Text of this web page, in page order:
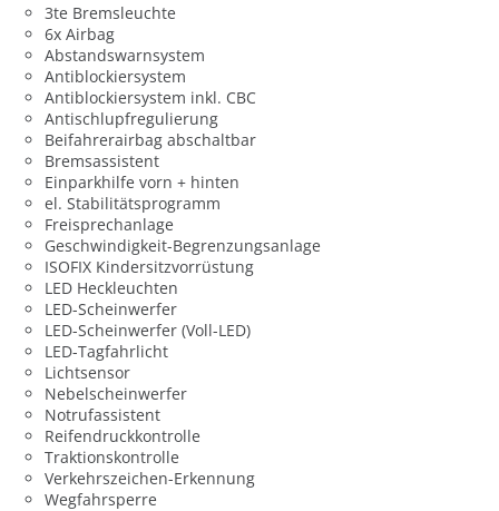
3te Bremsleuchte
6x Airbag
Abstandswarnsystem
Antiblockiersystem
Antiblockiersystem inkl. CBC
Antischlupfregulierung
Beifahrerairbag abschaltbar
Bremsassistent
Einparkhilfe vorn + hinten
el. Stabilitätsprogramm
Freisprechanlage
Geschwindigkeit-Begrenzungsanlage
ISOFIX Kindersitzvorrüstung
LED Heckleuchten
LED-Scheinwerfer
LED-Scheinwerfer (Voll-LED)
LED-Tagfahrlicht
Lichtsensor
Nebelscheinwerfer
Notrufassistent
Reifendruckkontrolle
Traktionskontrolle
Verkehrszeichen-Erkennung
Wegfahrsperre